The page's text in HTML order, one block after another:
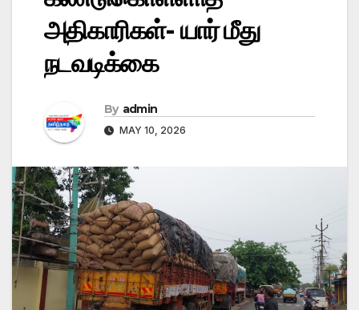
அதிகாரிகள்- யார் மீது
நடவடிக்கை
By admin
MAY 10, 2026